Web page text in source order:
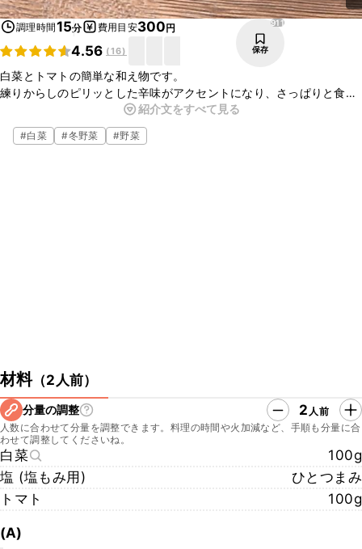
調理時間15分 費用目安300円
4.56 (16)
911
保存
白菜とトマトの簡単な和え物です。
練りからしのピリッとした辛味がアクセントになり、さっぱりと食べ
あともう一品というときの副菜や箸休めとしてもオススメですよ。ぜ
ひ作ってみてくださいね。
紹介文をすべて見る
#白菜 #冬野菜 #野菜
材料（2人前）
分量の調整 2 人前
人数に合わせて分量を調整できます。料理の時間や火加減など、手順も分量に合
わせて調整してくださいね。
白菜
100g
塩 (塩もみ用)
ひとつまみ
トマト
100g
(A)